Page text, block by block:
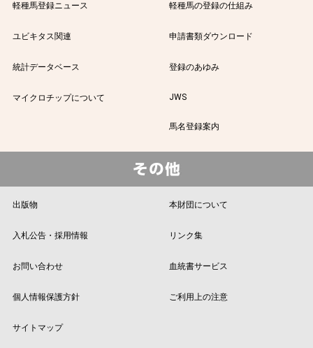
軽種馬登録ニュース 軽種馬の登録の仕組み
ユビキタス関連 申請書類ダウンロード
統計データベース 登録のあゆみ
マイクロチップについて JWS
馬名登録案内
出版物 本財団について
入札公告・採用情報 リンク集
お問い合わせ 血統書サービス
個人情報保護方針 ご利用上の注意
サイトマップ